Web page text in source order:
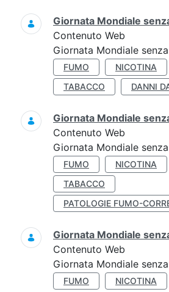
Giornata Mondiale
Contenuto Web
Giornata Mondiale
FUMO NICOTINA
TABACCO
DANNI
Giornata Mondiale
Contenuto Web
Giornata Mondiale
FUMO NICOTINA
TABACCO
PATOLOGIE FUMO-
Giornata Mondiale
Contenuto Web
Giornata Mondiale
FUMO NICOTINA